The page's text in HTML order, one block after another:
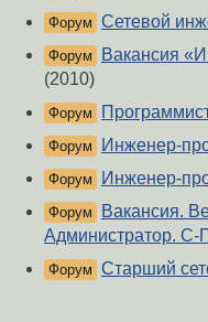
Форум Сетевой
Форум
Вакансия
(2010)
Форум
Форум Инженер-
Форум Инженер-
Форум
Вакансия.
Администратор. С-
Форум Старший